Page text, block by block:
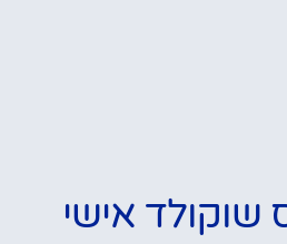
שוקולד אישי